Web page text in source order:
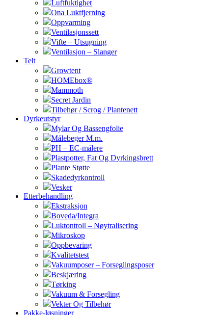
Luftfuktighet
Ona Luktfjerning
Oppvarming
Ventilasjonssett
Vifte – Utsugning
Ventilasjon – Slanger
Telt
Growtent
HOMEbox®
Mammoth
Secret Jardin
Tilbehør / Scrog / Plantenett
Dyrkeutstyr
Mylar Og Bassengfolie
Målebeger M.m.
PH – EC-målere
Plastpotter, Fat Og Dyrkingsbrett
Plante Støtte
Skadedyrkontroll
Vesker
Etterbehandling
Ekstraksjon
Boveda/Integra
Luktontroll – Nøytralisering
Mikroskop
Oppbevaring
Kvalitetstest
Vakuumposer – Forseglingsposer
Beskjæring
Tørking
Vakuum & Forsegling
Vekter Og Tilbehør
Pakke-løsninger